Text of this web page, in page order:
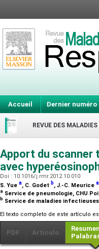
Accueil Dernier numéro
REVUE DES
Apport du scanner
avec
Doi : 10.1016/j.rmr.2012.10.010
S. Yue a, C. Godet b, J.-C. Meurice a
a Service de pneumologie, CHU
b Service de maladies
El texto completo de este artículo
PDF Artículo
Resumen